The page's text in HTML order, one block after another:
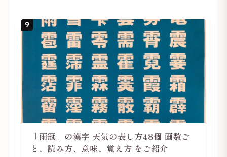
9
「雨冠」の漢字 天気の表し方48個 画数ご
と、読み方、意味、覚え方 をご紹介